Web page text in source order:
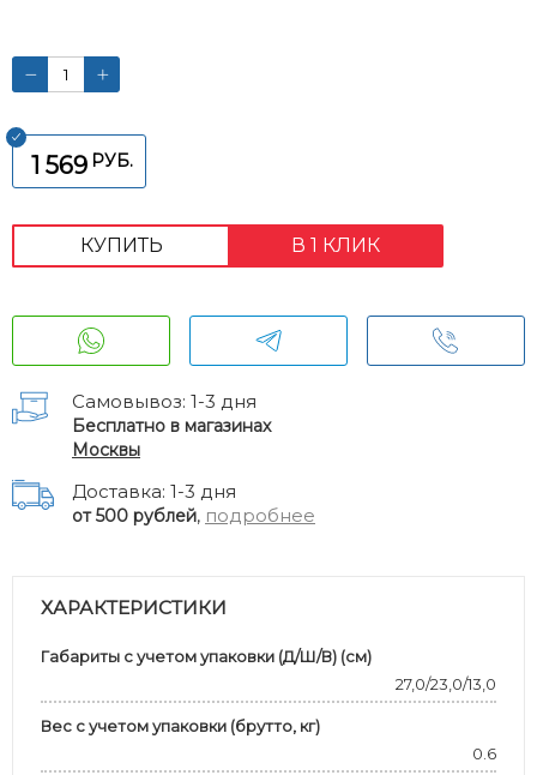
1 569 РУБ.
КУПИТЬ В 1 КЛИК
Самовывоз: 1-3 дня
Бесплатно в магазинах
Москвы
Доставка: 1-3 дня
от 500 рублей, подробнее
ХАРАКТЕРИСТИКИ
Габариты с учетом упаковки (Д/Ш/В) (см)
27,0/23,0/13,0
Вес с учетом упаковки (брутто, кг)
0.6